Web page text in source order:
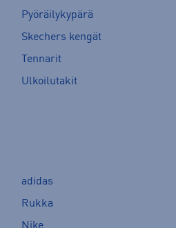
Pyöräilykypärä
Skechers kengät
Tennarit
Ulkoilutakit
adidas
Rukka